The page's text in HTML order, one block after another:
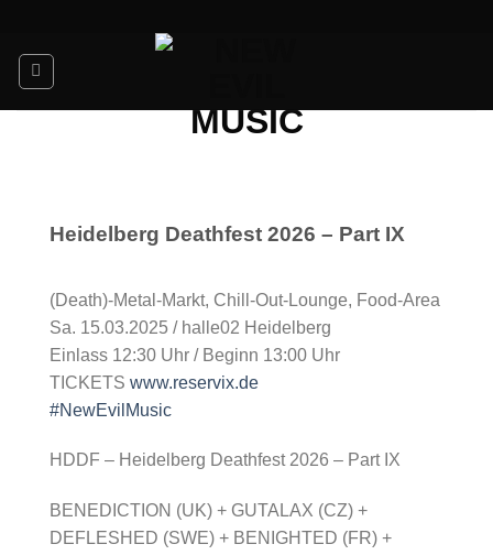
content
Heidelberg Deathfest 2026 – Part IX
(Death)-Metal-Markt, Chill-Out-Lounge, Food-Area
Sa. 15.03.2025 / halle02 Heidelberg
Einlass 12:30 Uhr / Beginn 13:00 Uhr
TICKETS www.reservix.de
#NewEvilMusic
HDDF – Heidelberg Deathfest 2026 – Part IX
BENEDICTION (UK) + GUTALAX (CZ) +
DEFLESHED (SWE) + BENIGHTED (FR) +